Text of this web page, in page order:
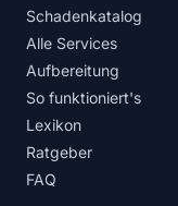
Schadenkatalog
Alle Services
Aufbereitung
So funktioniert's
Lexikon
Ratgeber
FAQ